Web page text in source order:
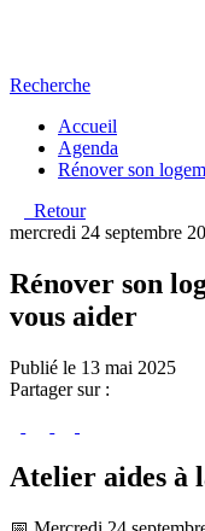
Recherche
Accueil
Agenda
Rénover son
Retour
mercredi 24 septembre
Rénover son
vous aider
Publié le 13 mai 2025
Partager sur :
Atelier aides à